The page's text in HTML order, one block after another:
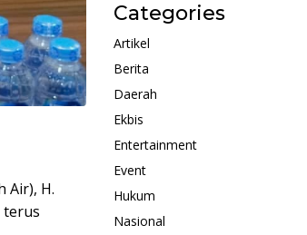
Air), H.
terus
Categories
Artikel
Berita
Daerah
Ekbis
Entertainment
Event
Hukum
Nasional